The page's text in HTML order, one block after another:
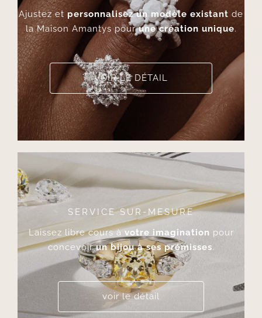
Ajustez et personnalisez un modèle existant de
la Maison Amantys pourune création unique.
VOIR LE DÉTAIL
SERVICE SUR-MESURE
Laissez libre cours à votre imagination pour
concevoirun bijou à ses prémisses.
voir le détail